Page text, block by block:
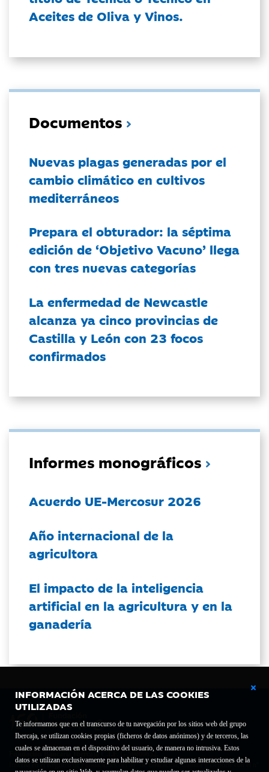
INFORMACIÓN ACERCA DE LAS COOKIES
UTILIZADAS
Te informamos que en el transcurso de tu navegación por los sitios web del grupo
Ibercaja, se utilizan cookies propias (ficheros de datos anónimos) y de terceros, las
cuales se almacenan en el dispositivo del usuario, de manera no intrusiva. Estos
datos se utilizan exclusivamente para habilitar y estudiar algunas interacciones de la
Aceites de Oliva y Vinos.
Documentos
Nuevas plagas generadas por el
cambio climático en cultivos
mediterráneos
Prepara el obturador: la séptima
edición de ‘Objetivo Vacuno’ llega
con tres nuevas categorías
La enfermedad de Newcastle
alcanza ya cinco provincias de
Castilla y León con 23 focos
confirmados
Informes monográficos
Acuerdo UE-Mercosur 2026
Año internacional de la
agricultora
El impacto de la inteligencia
artificial en la agricultura y en la
ganadería
Fundación Bancaria Ibercaja C.I.F. G-50000652.
Inscrita en el Registro de Fundaciones del Mº de Educación, Cultura y Deporte con el nº